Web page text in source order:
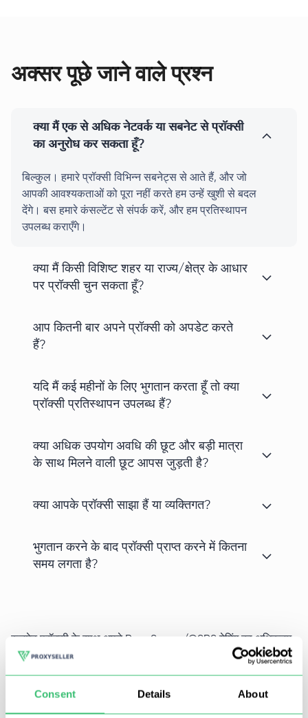
Consent Details About
अक्सर पूछे जाने वाले प्रश्न
क्या मैं एक से अधिक नेटवर्क या सबनेट से प्रॉक्सी
का अनुरोध कर सकता हूँ?
बिल्कुल। हमारे प्रॉक्सी विभिन्न सबनेट्स से आते हैं, और जो
आपकी आवश्यकताओं को पूरा नहीं करते हम उन्हें खुशी से बदल
देंगे। बस हमारे कंसल्टेंट से संपर्क करें, और हम प्रतिस्थापन
उपलब्ध कराएँगे।
क्या मैं किसी विशिष्ट शहर या राज्य/क्षेत्र के आधार
पर प्रॉक्सी चुन सकता हूँ?
आप कितनी बार अपने प्रॉक्सी को अपडेट करते
हैं?
यदि मैं कई महीनों के लिए भुगतान करता हूँ तो क्या
प्रॉक्सी प्रतिस्थापन उपलब्ध हैं?
क्या अधिक उपयोग अवधि की छूट और बड़ी मात्रा
के साथ मिलने वाली छूट आपस जुड़ती है?
क्या आपके प्रॉक्सी साझा हैं या व्यक्तिगत?
भुगतान करने के बाद प्रॉक्सी प्राप्त करने में कितना
समय लगता है?
रूनमेट प्रॉक्सी के साथ अपने RuneScape/OSRS गेमिंग का अधिकतम
लाभ उठाएं। हाई-स्पीड प्रॉक्सी सर्वर की मदद से, आप ब्लॉक होने के